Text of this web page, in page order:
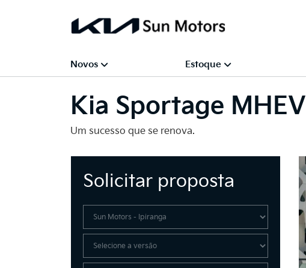
Novos Estoque
Kia Sportage MHEV
Um sucesso que se renova.
Solicitar proposta